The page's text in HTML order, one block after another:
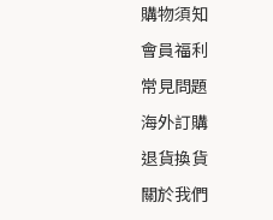
購物須知
會員福利
常見問題
海外訂購
退貨換貨
關於我們